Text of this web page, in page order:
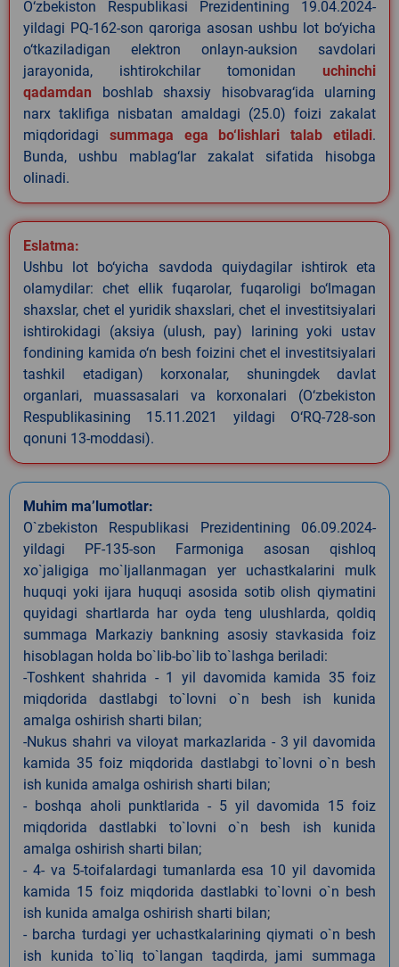
O‘zbekiston Respublikasi Prezidentining 19.04.2024-
yildagi PQ-162-son qaroriga asosan ushbu lot bo‘yicha
o‘tkaziladigan elektron onlayn-auksion savdolari
jarayonida, ishtirokchilar tomonidan uchinchi
qadamdan boshlab shaxsiy hisobvarag‘ida ularning
narx taklifiga nisbatan amaldagi (25.0) foizi zakalat
miqdoridagi summaga ega bo‘lishlari talab etiladi.
Bunda, ushbu mablag‘lar zakalat sifatida hisobga
olinadi.
Eslatma:
Ushbu lot bo‘yicha savdoda quiydagilar ishtirok eta
olamydilar: chet ellik fuqarolar, fuqaroligi bo‘lmagan
shaxslar, chet el yuridik shaxslari, chet el investitsiyalari
ishtirokidagi (aksiya (ulush, pay) larining yoki ustav
fondining kamida o‘n besh foizini chet el investitsiyalari
tashkil etadigan) korxonalar, shuningdek davlat
organlari, muassasalari va korxonalari (O‘zbekiston
Respublikasining 15.11.2021 yildagi O‘RQ-728-son
qonuni 13-moddasi).
Muhim ma’lumotlar:
O`zbekiston Respublikasi Prezidentining 06.09.2024-
yildagi PF-135-son Farmoniga asosan qishloq
xo`jaligiga mo`ljallanmagan yer uchastkalarini mulk
huquqi yoki ijara huquqi asosida sotib olish qiymatini
quyidagi shartlarda har oyda teng ulushlarda, qoldiq
summaga Markaziy bankning asosiy stavkasida foiz
hisoblagan holda bo`lib-bo`lib to`lashga beriladi:
-Toshkent shahrida - 1 yil davomida kamida 35 foiz
miqdorida dastlabgi to`lovni o`n besh ish kunida
amalga oshirish sharti bilan;
-Nukus shahri va viloyat markazlarida - 3 yil davomida
kamida 35 foiz miqdorida dastlabgi to`lovni o`n besh
ish kunida amalga oshirish sharti bilan;
- boshqa aholi punktlarida - 5 yil davomida 15 foiz
miqdorida dastlabki to`lovni o`n besh ish kunida
amalga oshirish sharti bilan;
- 4- va 5-toifalardagi tumanlarda esa 10 yil davomida
kamida 15 foiz miqdorida dastlabki to`lovni o`n besh
ish kunida amalga oshirish sharti bilan;
- barcha turdagi yer uchastkalarining qiymati o`n besh
ish kunida to`liq to`langan taqdirda, jami summaga